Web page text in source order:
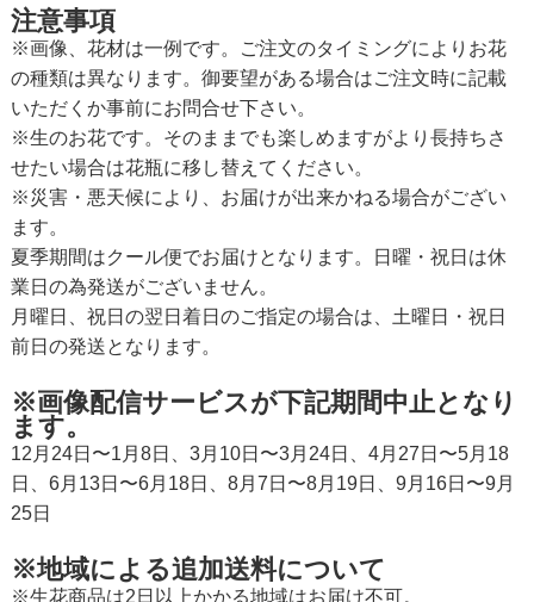
注意事項
※画像、花材は一例です。ご注文のタイミングによりお花
の種類は異なります。御要望がある場合はご注文時に記載
いただくか事前にお問合せ下さい。
※生のお花です。そのままでも楽しめますがより長持ちさ
せたい場合は花瓶に移し替えてください。
※災害・悪天候により、お届けが出来かねる場合がござい
ます。
夏季期間はクール便でお届けとなります。日曜・祝日は休
業日の為発送がございません。
月曜日、祝日の翌日着日のご指定の場合は、土曜日・祝日
前日の発送となります。
※画像配信サービスが下記期間中止となり
ます。
12月24日〜1月8日、3月10日〜3月24日、4月27日〜5月18
日、6月13日〜6月18日、8月7日〜8月19日、9月16日〜9月
25日
※地域による追加送料について
※生花商品は2日以上かかる地域はお届け不可。